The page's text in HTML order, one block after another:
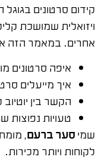
קידום סרטונים
אחרים. במאמר הזה
איפה סרטונים
איך מייעלים
הקשר בין
טעויות נפוצות
שמיסער ברעם, מומחה
לקוחות ויותר מכירות.